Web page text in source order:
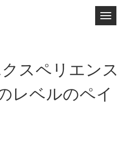
T
l
e
n
a
スペリエンス
レベルのペイ